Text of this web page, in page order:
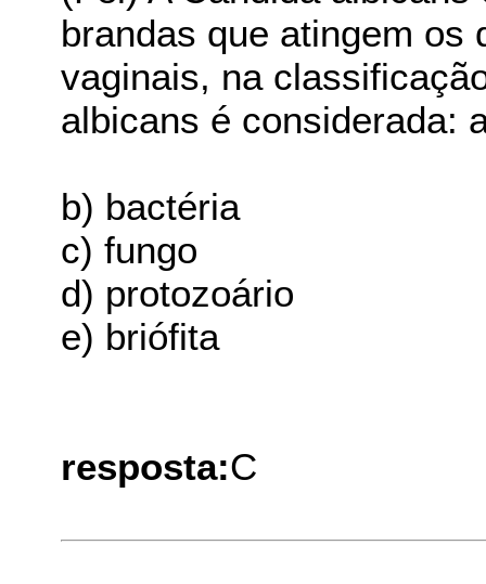
brandas que atingem os
vaginais, na
albicans é considerada:
b) bactéria
c) fungo
d) protozoário
e) briófita
resposta:C